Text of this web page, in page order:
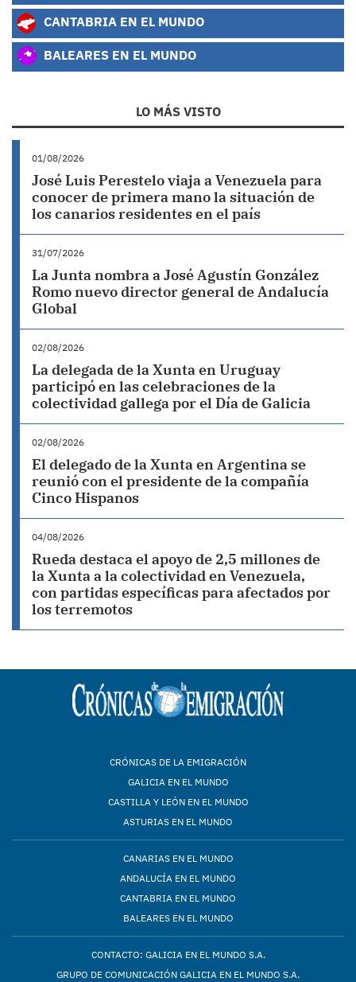
CANTABRIA EN EL MUNDO
BALEARES EN EL MUNDO
LO MÁS VISTO
01/08/2026
José Luis Perestelo viaja a Venezuela para
conocer de primera mano la situación de
los canarios residentes en el país
31/07/2026
La Junta nombra a José Agustín González
Romo nuevo director general de Andalucía
Global
02/08/2026
La delegada de la Xunta en Uruguay
participó en las celebraciones de la
colectividad gallega por el Día de Galicia
02/08/2026
El delegado de la Xunta en Argentina se
reunió con el presidente de la compañía
Cinco Hispanos
04/08/2026
Rueda destaca el apoyo de 2,5 millones de
la Xunta a la colectividad en Venezuela,
con partidas específicas para afectados por
los terremotos
CRÓNICAS DE LA EMIGRACIÓN
GALICIA EN EL MUNDO
CASTILLA Y LEÓN EN EL MUNDO
ASTURIAS EN EL MUNDO
CANARIAS EN EL MUNDO
ANDALUCÍA EN EL MUNDO
CANTABRIA EN EL MUNDO
BALEARES EN EL MUNDO
CONTACTO: GALICIA EN EL MUNDO S.A.
GRUPO DE COMUNICACIÓN GALICIA EN EL MUNDO S.A.